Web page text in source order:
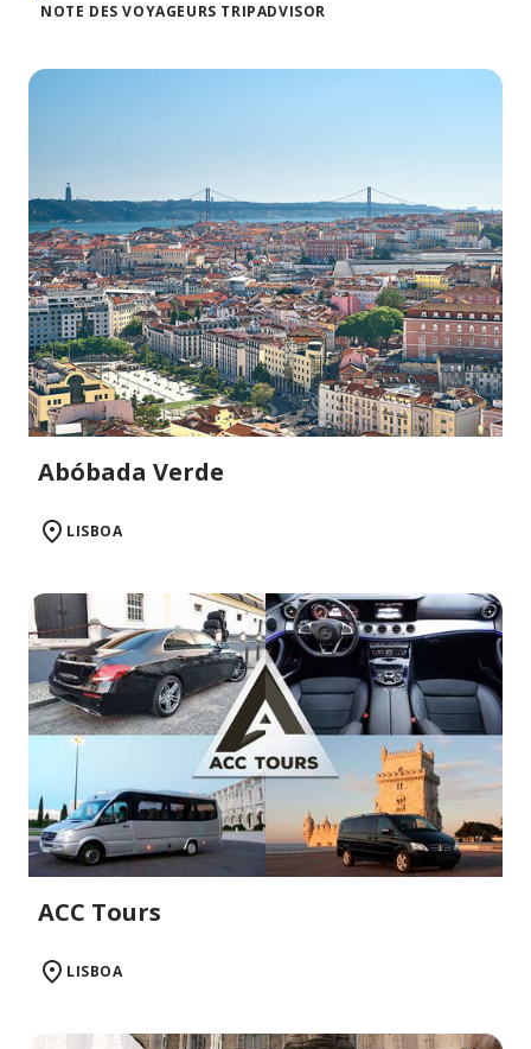
NOTE DES VOYAGEURS TRIPADVISOR
Abóbada Verde
LISBOA
ACC Tours
LISBOA